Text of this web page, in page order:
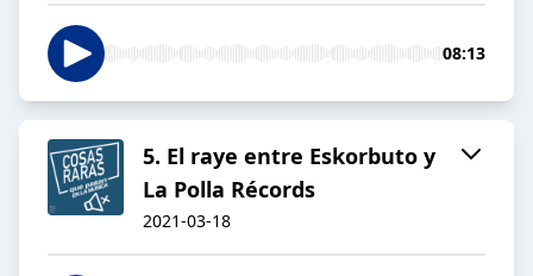
08:13
5. El raye entre Eskorbuto y
La Polla Récords
2021-03-18